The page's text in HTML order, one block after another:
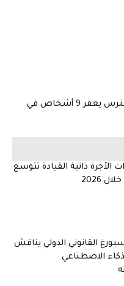
للمرة الثانية خلال ساعات.. حيوان مفترس يعقر 9 أشخاص في
الأجرة ذاتية القيادة تتوسع
2026
القانوني الدولي يناقش
الاصطناعي